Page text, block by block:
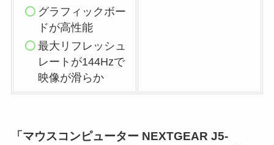
グラフィックボー
ドが高性能
最大リフレッシュ
レートが144Hzで
映像が滑らか
「マウスコンピューター NEXTGEAR J5-